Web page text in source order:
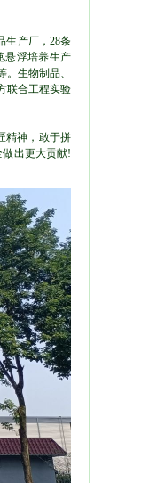
生产厂，28条
悬浮培养生产
生物制品、
联合工程实验
精神，敢于拼
出更大贡献!